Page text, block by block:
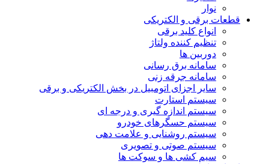
نوار
قطعات برقی و الکتریکی
انواع کلید برقی
تنظیم کننده ولتاژ
دوربین ها
سامانه برق رسانی
سامانه جرقه زنی
سایر اجزای اتومبیل در بخش الکتریکی و برقی
سیستم استارت
سیستم اندازه گیری و درجه ای
سیستم حسگرهای خودرو
سیستم روشنایی و علامت دهی
سیستم صوتی و تصویری
سیم کشی ها و سوکت ها